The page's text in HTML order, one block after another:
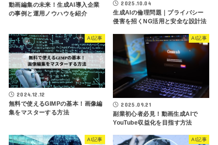
動画編集の未来！生成AI導入企業
の事例と運用ノウハウを紹介
2025.10.04
生成AIの倫理問題｜プライバシー
侵害を招くNG活用と安全な設計法
AI記事
2024.12.12
無料で使えるGIMPの基本！画像編
集をマスターする方法
AI記事
2025.09.21
副業初心者必見！動画生成AIで
YouTube収益化を目指す方法
AI記事 AI記事